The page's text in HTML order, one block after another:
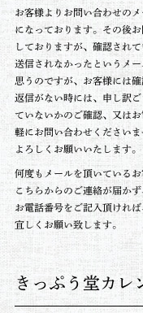
お客様よりお問い合わせの
になっております。その後
しておりますが、確認され
送信されなかったというメ
思うのですが、お客様には
返信がない時には、申し訳
ていないかのご確認、又は
軽にお問い合わせくださいま
よろしくお願いいたします。
何度もメールを頂いている
こちらからのご連絡が届か
お電話番号をご記入頂ければ
宜しくお願い致します。
きっぷう堂カレ